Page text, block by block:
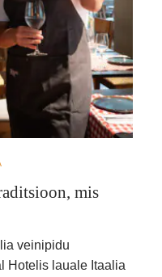
mis
veinipidu
Hotelis lauale Itaalia